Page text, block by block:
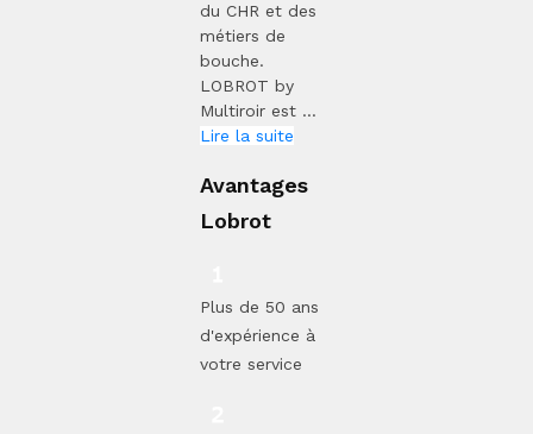
du CHR et des
métiers de
bouche.
LOBROT by
Multiroir est ...
Lire la suite
Avantages
Lobrot
Plus de 50 ans
d'expérience à
votre service